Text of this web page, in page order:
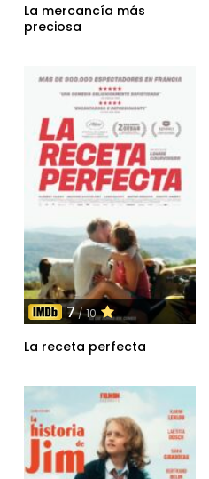
La mercancía más
preciosa
7/ 10
La receta perfecta